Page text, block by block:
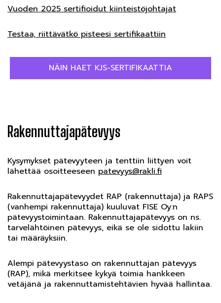
Vuoden 2025 sertifioidut kiinteistöjohtajat
Testaa, riittävätkö pisteesi sertifikaattiin
NÄIN HAET KJS-SERTIFIKAATTIA
Rakennuttajapätevyys
Kysymykset pätevyyteen ja tenttiin liittyen voit
lähettää osoitteeseen patevyys@rakli.fi
Rakennuttajapätevyydet RAP (rakennuttaja) ja RAPS
(vanhempi rakennuttaja) kuuluvat FISE Oy:n
pätevyystoimintaan. Rakennuttajapätevyys on ns.
tarvelähtöinen pätevyys, eikä se ole sidottu lakiin
tai määräyksiin.
Alempi pätevyystaso on rakennuttajan pätevyys
(RAP), mikä merkitsee kykyä toimia hankkeen
vetäjänä ja rakennuttamistehtävien hyvää hallintaa.